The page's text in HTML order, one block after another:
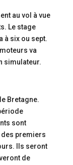
au vol à vue
Le stage
à six ou sept.
va
simulateur.
Bretagne.
sont
premiers
Ils seront
de